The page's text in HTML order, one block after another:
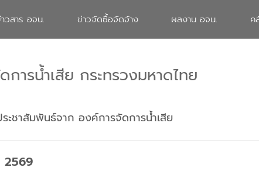
วสาร อจน. ข่าวจัดซื้อจัดจ้าง ผลงาน อจน. ค
การน้ำเสีย กระทรวงมหาดไทย
ระชาสัมพันธ์จาก องค์การจัดการน้ำเสีย
2569